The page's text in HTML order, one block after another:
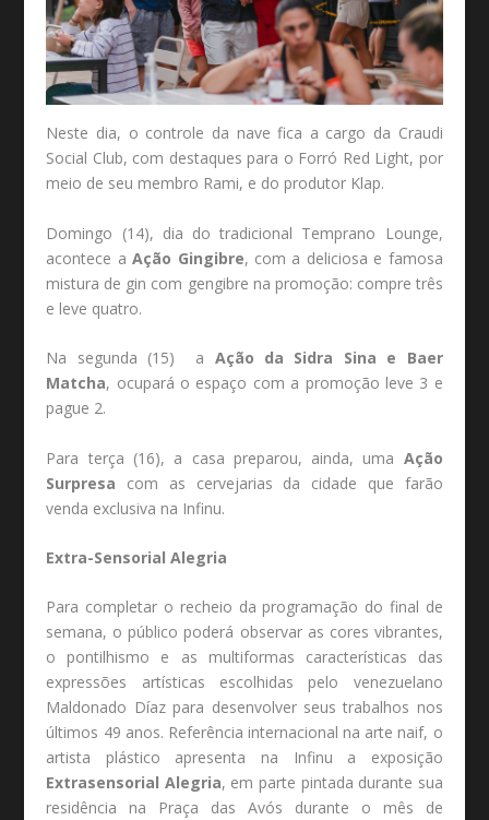
Neste dia, o controle da nave fica a cargo da Craudi
Social Club, com destaques para o Forró Red Light, por
meio de seu membro Rami, e do produtor Klap.
Domingo (14), dia do tradicional Temprano Lounge,
acontece aAção Gingibre, com a deliciosa e famosa
mistura de gin com gengibre na promoção: compre três
e leve quatro.
Na segunda (15) a Ação da Sidra Sina e Baer
Matcha, ocupará o espaço com a promoção leve 3 e
pague 2.
Para terça (16), a casa preparou, ainda, uma Ação
Surpresa com as cervejarias da cidade que farão
venda exclusiva na Infinu.
Extra-Sensorial Alegria
Para completar o recheio da programação do final de
semana, o público poderá observar as cores vibrantes,
o pontilhismo e as multiformas características das
expressões artísticas escolhidas pelo venezuelano
Maldonado Díaz para desenvolver seus trabalhos nos
últimos 49 anos. Referência internacional na arte naif, o
artista plástico apresenta na Infinu a exposição
Extrasensorial Alegria, em parte pintada durante sua
residência na Praça das Avós durante o mês de